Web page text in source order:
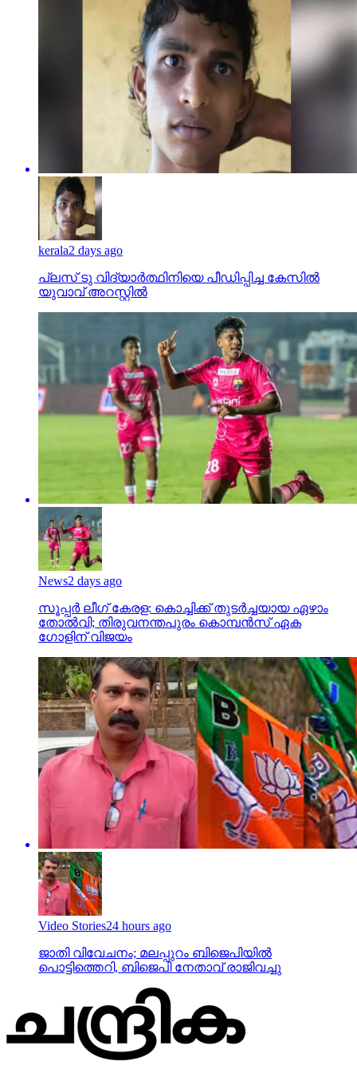
kerala2 days ago
പ്ലസ് ടു വിദ്യാര്‍ത്ഥിനിയെ പീഡിപ്പിച്ച കേസില്‍
യുവാവ് അറസ്റ്റില്‍
News2 days ago
സൂപ്പര്‍ ലീഗ് കേരള: കൊച്ചിക്ക് തുടര്‍ച്ചയായ ഏഴാം
തോല്‍വി; തിരുവനന്തപുരം കൊമ്പന്‍സ് ഏക
ഗോളിന് വിജയം
Video Stories24 hours ago
ജാതി വിവേചനം; മലപ്പുറം ബിജെപിയില്‍
പൊട്ടിത്തെറി, ബിജെപി നേതാവ് രാജിവച്ചു